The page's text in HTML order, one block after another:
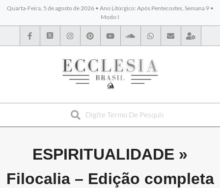
Quarta-Feira, 5 de agosto de 2026 • Ano Litúrgico: Após Pentecostes, Semana 9 •
Modo I
BYBLOS
ESPIRITUALIDADE »
Filocalia – Edição completa